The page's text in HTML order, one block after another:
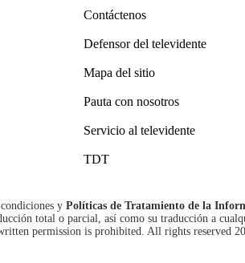
Contáctenos
Defensor del televidente
Mapa del sitio
Pauta con nosotros
Servicio al televidente
TDT
y Políticas de Tratamiento de la
total o parcial, así como su traducción a
permission is prohibited. All rights reserved